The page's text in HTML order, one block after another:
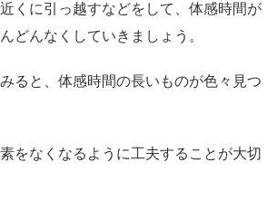
くに引っ越すなどをして、 体感時間が
どんなくしていきましょう。
ると、体感時間の長いものが色々見つ
をなくなるように工夫することが大切